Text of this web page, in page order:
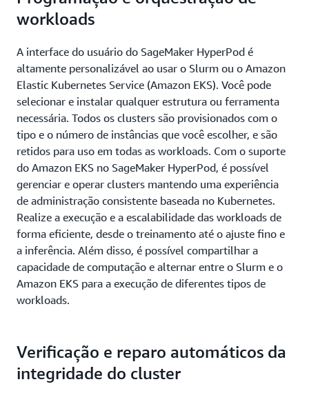
workloads
A interface do usuário do SageMaker HyperPod é
altamente personalizável ao usar o Slurm ou o Amazon
Elastic Kubernetes Service (Amazon EKS). Você pode
selecionar e instalar qualquer estrutura ou ferramenta
necessária. Todos os clusters são provisionados com o
tipo e o número de instâncias que você escolher, e são
retidos para uso em todas as workloads. Com o suporte
do Amazon EKS no SageMaker HyperPod, é possível
gerenciar e operar clusters mantendo uma experiência
de administração consistente baseada no Kubernetes.
Realize a execução e a escalabilidade das workloads de
forma eficiente, desde o treinamento até o ajuste fino e
a inferência. Além disso, é possível compartilhar a
capacidade de computação e alternar entre o Slurm e o
Amazon EKS para a execução de diferentes tipos de
workloads.
Verificação e reparo automáticos da
integridade do cluster